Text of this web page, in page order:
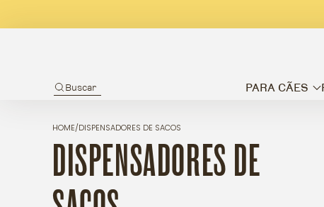
Buscar PARA CÃES
HOME/DISPENSADORES DE SACOS
COLEÇÃO:
DISPENSADORES DE